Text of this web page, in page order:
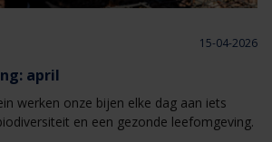
15-04-2026
april
werken onze bijen elke dag aan iets
en een gezonde leefomgeving.